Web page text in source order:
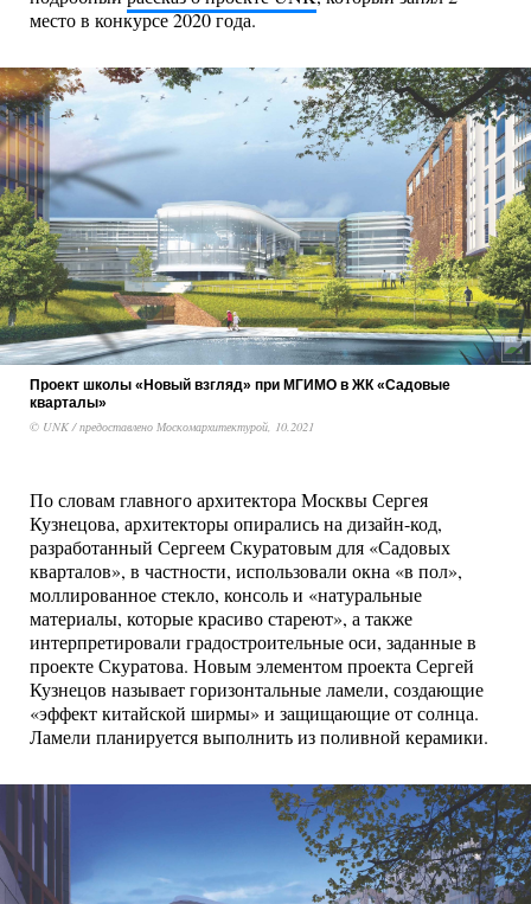
место в конкурсе 2020 года.
Проект школы «Новый взгляд» при МГИМО в ЖК «Садовые
кварталы»
© UNK / предоставлено Москомархитектурой, 10.2021
По словам главного архитектора Москвы Сергея
Кузнецова, архитекторы опирались на дизайн-код,
разработанный Сергеем Скуратовым для «Садовых
кварталов», в частности, использовали окна «в пол»,
моллированное стекло, консоль и «натуральные
материалы, которые красиво стареют», а также
интерпретировали градостроительные оси, заданные в
проекте Скуратова. Новым элементом проекта Сергей
Кузнецов называет горизонтальные ламели, создающие
«эффект китайской ширмы» и защищающие от солнца.
Ламели планируется выполнить из поливной керамики.